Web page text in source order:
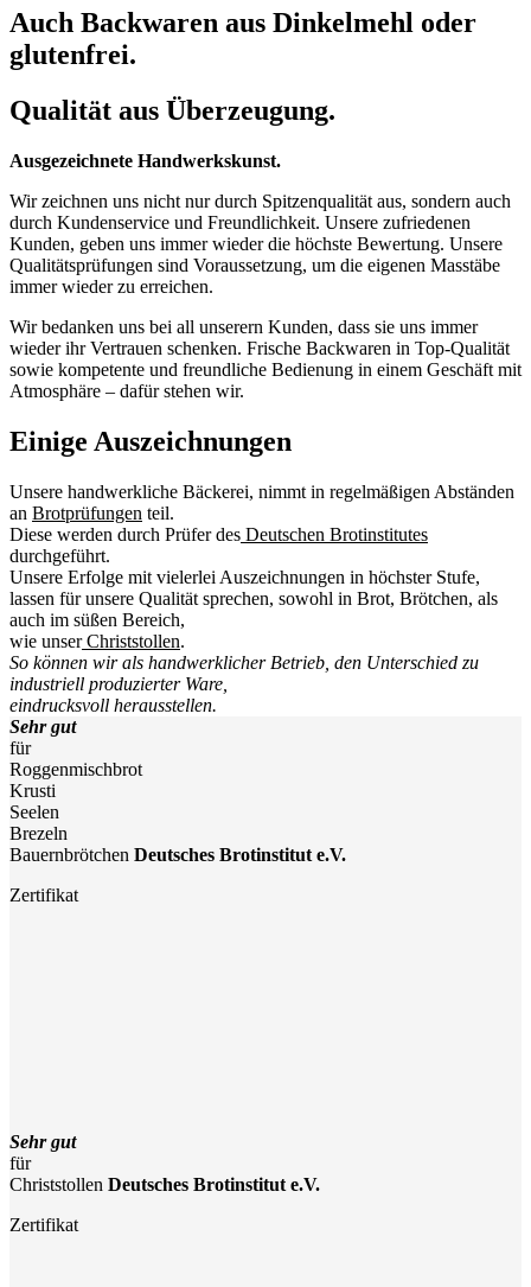
Auch Backwaren aus Dinkelmehl oder
glutenfrei.
Qualität aus Überzeugung.
Ausgezeichnete Handwerkskunst.
Wir zeichnen uns nicht nur durch Spitzenqualität aus, sondern auch
durch Kundenservice und Freundlichkeit. Unsere zufriedenen
Kunden, geben uns immer wieder die höchste Bewertung. Unsere
Qualitätsprüfungen sind Voraussetzung, um die eigenen Masstäbe
immer wieder zu erreichen.
Wir bedanken uns bei all unserern Kunden, dass sie uns immer
wieder ihr Vertrauen schenken. Frische Backwaren in Top-Qualität
sowie kompetente und freundliche Bedienung in einem Geschäft mit
Atmosphäre – dafür stehen wir.
Einige Auszeichnungen
Unsere handwerkliche Bäckerei, nimmt in regelmäßigen Abständen
an Brotprüfungen teil.
Diese werden durch Prüfer des Deutschen Brotinstitutes
durchgeführt.
Unsere Erfolge mit vielerlei Auszeichnungen in höchster Stufe,
lassen für unsere Qualität sprechen, sowohl in Brot, Brötchen, als
auch im süßen Bereich,
wie unserChriststollen.
So können wir als handwerklicher Betrieb, den Unterschied zu
industriell produzierter Ware,
eindrucksvoll herausstellen.
Sehr gut
für
Roggenmischbrot
Krusti
Seelen
Brezeln
Bauernbrötchen Deutsches Brotinstitut e.V.
Zertifikat
Sehr gut
für
Christstollen Deutsches Brotinstitut e.V.
Zertifikat